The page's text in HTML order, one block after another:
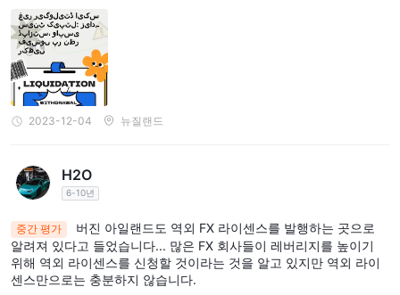
2023-12-04 뉴질랜드
H2O
6-10년
중간 평가
버진 아일랜드도 역외 FX 라이센스를 발행하는 곳으로
알려져 있다고 들었습니다... 많은 FX 회사들이 레버리지를 높이기
위해 역외 라이센스를 신청할 것이라는 것을 알고 있지만 역외 라이
센스만으로는 충분하지 않습니다.